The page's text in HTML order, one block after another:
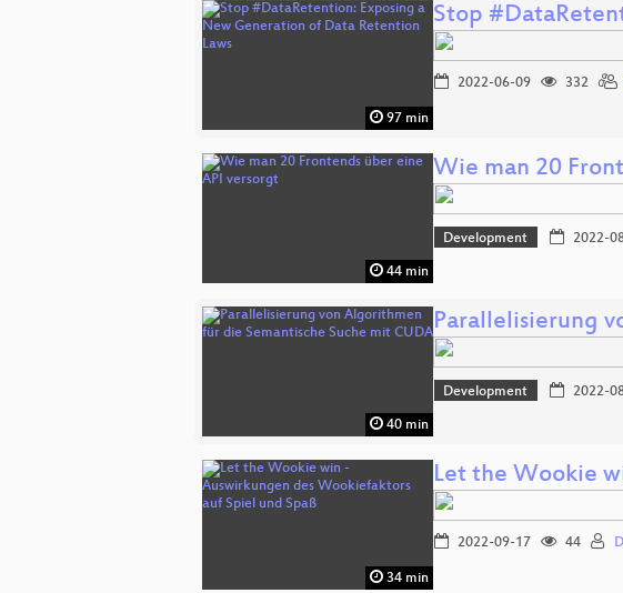
97 min
Stop
2022-06-09 332
44 min
Wie man 20
Development 2022-
40 min
Parallelisierung
Development 2022-
34 min
Let the Wookie
2022-09-17 44